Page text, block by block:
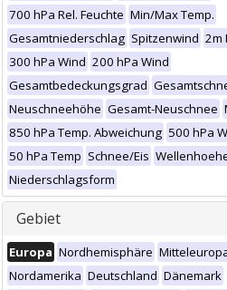
700 hPa Rel. Feuchte Min/Max Temp.
Gesamtniederschlag Spitzenwind 2m
300 hPa Wind 200 hPa Wind
Gesamtbedeckungsgrad
Neuschneehöhe Gesamt-Neuschnee
850 hPa Temp. Abweichung 500 hPa
50 hPa Temp Schnee/Eis
Niederschlagsform
Gebiet
Europa Nordhemisphäre
Nordamerika Deutschland Dänemark